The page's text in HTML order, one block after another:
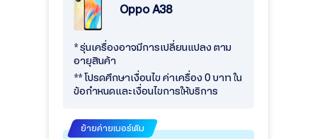
Oppo A38
* รุ่นเครื่องอาจมีการเปลี่ยนแปลง ตาม
อายุสินค้า
** โปรดศึกษาเงื่อนไข ค่าเครื่อง 0 บาท ใน
ข้อกำหนดและเงื่อนไขการให้บริการ
ย้ายค่ายเบอร์เดิม